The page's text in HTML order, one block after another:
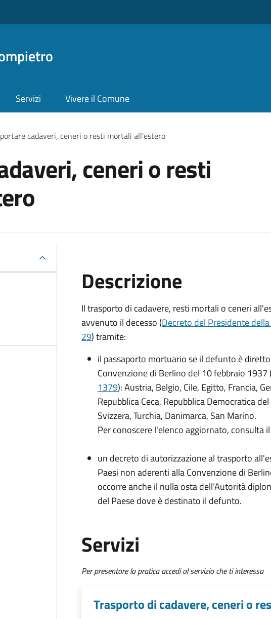
Servizi Vivere il Comune
cadaveri, ceneri o resti mortali all'estero
ceneri o resti
Descrizione
Il trasporto di cadavere, resti mortali o ceneri
avvenuto il decesso (Decreto del Presidente
29) tramite:
il passaporto mortuario se il defunto è
Convenzione di Berlino del 10 febbraio 1937 (
1379): Austria, Belgio, Cile, Egitto, Francia,
Repubblica Ceca, Repubblica Democratica
Svizzera, Turchia, Danimarca, San Marino.
Per conoscere l'elenco aggiornato, consulta il
un decreto di autorizzazione al trasporto
Paesi non aderenti alla Convenzione di
occorre anche il nulla osta dell’Autorità
del Paese dove è destinato il defunto.
Servizi
Per presentare la pratica accedi al servizio che ti interessa
Trasporto di cadavere, ceneri o